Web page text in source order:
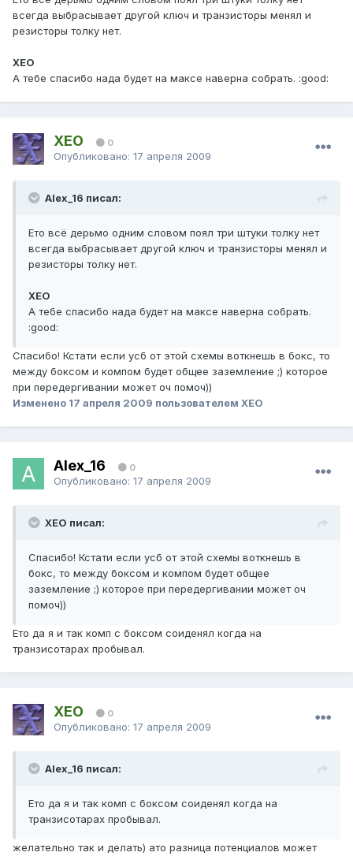
всегда выбрасывает другой ключ и транзисторы менял и
резисторы толку нет.
XEO
А тебе спасибо нада будет на максе наверна собрать. :good:
XEO 0
Опубликовано: 17 апреля 2009
Alex_16 писал:
Ето всё дерьмо одним словом поял три штуки толку нет
всегда выбрасывает другой ключ и транзисторы менял и
резисторы толку нет.
XEO
А тебе спасибо нада будет на максе наверна собрать.
:good:
Спасибо! Кстати если усб от этой схемы воткнешь в бокс, то
между боксом и компом будет общее заземление ;) которое
при передергивании может оч помоч))
Изменено 17 апреля 2009 пользователем XEO
Alex_16 0
Опубликовано: 17 апреля 2009
XEO писал:
Спасибо! Кстати если усб от этой схемы воткнешь в
бокс, то между боксом и компом будет общее
заземление ;) которое при передергивании может оч
помоч))
Ето да я и так комп с боксом соиденял когда на
транзисотарах пробывал.
XEO 0
Опубликовано: 17 апреля 2009
Alex_16 писал:
Ето да я и так комп с боксом соиденял когда на
транзисотарах пробывал.
желательно так и делать) ато разница потенциалов может